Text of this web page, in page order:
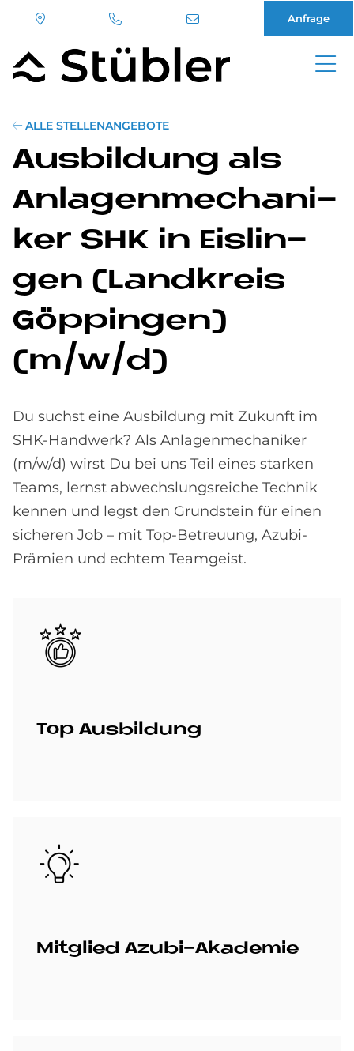
Inhalt
Anfrage
ALLE STELLENANGEBOTE
Aus­bil­dung als
An­la­gen­me­cha­ni­
ker SHK in Eis­lin­
gen (Land­kreis
Göp­pin­gen)
(m/w/d)
Du suchst eine Ausbildung mit Zukunft im
SHK-Handwerk? Als Anlagenmechaniker
(m/w/d) wirst Du bei uns Teil eines starken
Teams, lernst abwechslungsreiche Technik
kennen und legst den Grundstein für einen
sicheren Job – mit Top-Betreuung, Azubi-
Prämien und echtem Teamgeist.
Bild
Top Aus­bil­dung
Bild
Mit­glied Azu­bi-Aka­de­mie